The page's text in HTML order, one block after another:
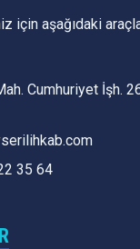
için aşağıdaki
Cumhuriyet İşh.
35 64